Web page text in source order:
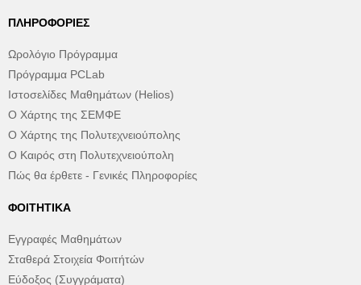
ΠΛΗΡΟΦΟΡΊΕΣ
Ωρολόγιο Πρόγραμμα
Πρόγραμμα PCLab
Ιστοσελίδες Μαθημάτων (Helios)
Ο Χάρτης της ΣΕΜΦΕ
Ο Χάρτης της Πολυτεχνειούπολης
Ο Καιρός στη Πολυτεχνειούπολη
Πώς θα έρθετε - Γενικές Πληροφορίες
ΦΟΙΤΗΤΙΚΆ
Εγγραφές Μαθημάτων
Σταθερά Στοιχεία Φοιτήτών
Εύδοξος (Συγγράματα)